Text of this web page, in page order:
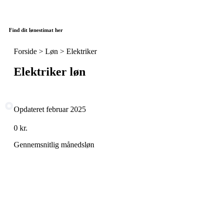
Find dit lønestimat her
Forside > Løn > Elektriker
Elektriker løn
Opdateret februar 2025
0 kr.
Gennemsnitlig månedsløn